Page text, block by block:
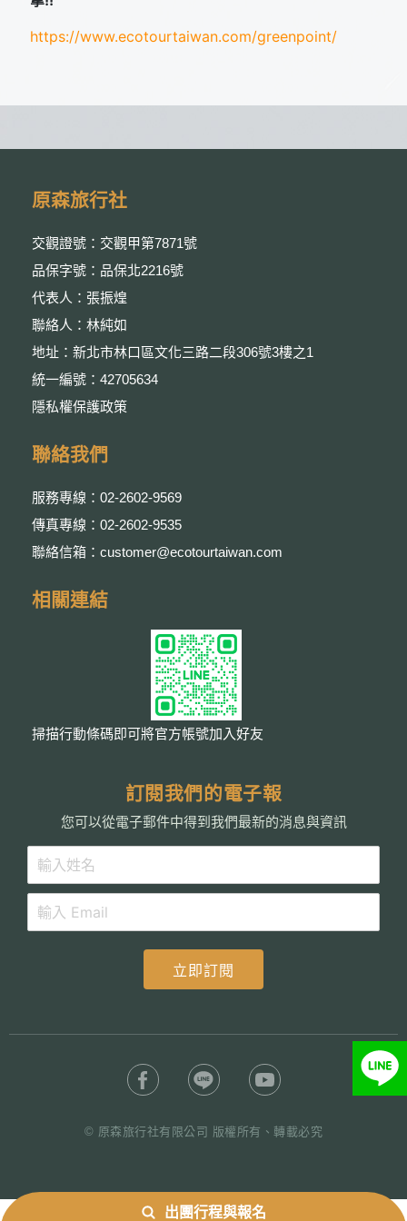
https://www.ecotourtaiwan.com/greenpoint/
原森旅行社
交觀證號：交觀甲第7871號
品保字號：品保北2216號
代表人：張振煌
聯絡人：林純如
地址：新北市林口區文化三路二段306號3樓之1
統一編號：42705634
隱私權保護政策
聯絡我們
服務專線：02-2602-9569
傳真專線：02-2602-9535
聯絡信箱：customer@ecotourtaiwan.com
相關連結
掃描行動條碼即可將官方帳號加入好友
© 原森旅行社有限公司 版權所有、轉載必究
訂閱我們的電子報
您可以從電子郵件中得到我們最新的消息與資訊
立即訂閱
出團行程與報名